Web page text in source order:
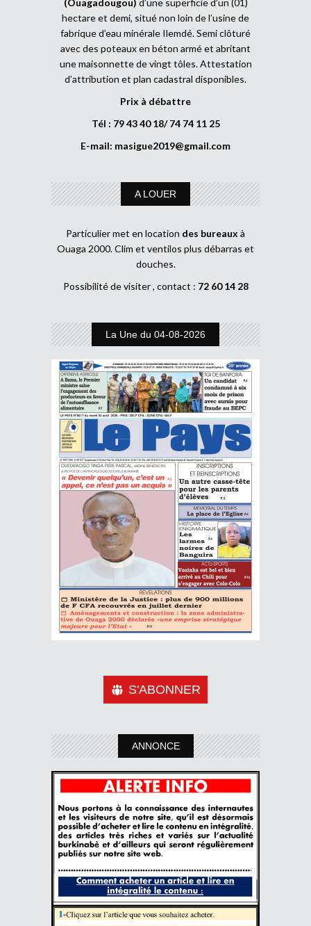
hectare et demi, situé non loin de l’usine de
fabrique d’eau minérale Ilemdé. Semi clôturé
avec des poteaux en béton armé et abritant
une maisonnette de vingt tôles. Attestation
d’attribution et plan cadastral disponibles.
Prix à débattre
Tél : 79 43 40 18/ 74 74 11 25
E-mail: masigue2019@gmail.com
A LOUER
Particulier met en location des bureaux à
Ouaga 2000. Clim et ventilos plus débarras et
douches.
Possibilité de visiter , contact : 72 60 14 28
La Une du 04-08-2026
S'ABONNER
ANNONCE